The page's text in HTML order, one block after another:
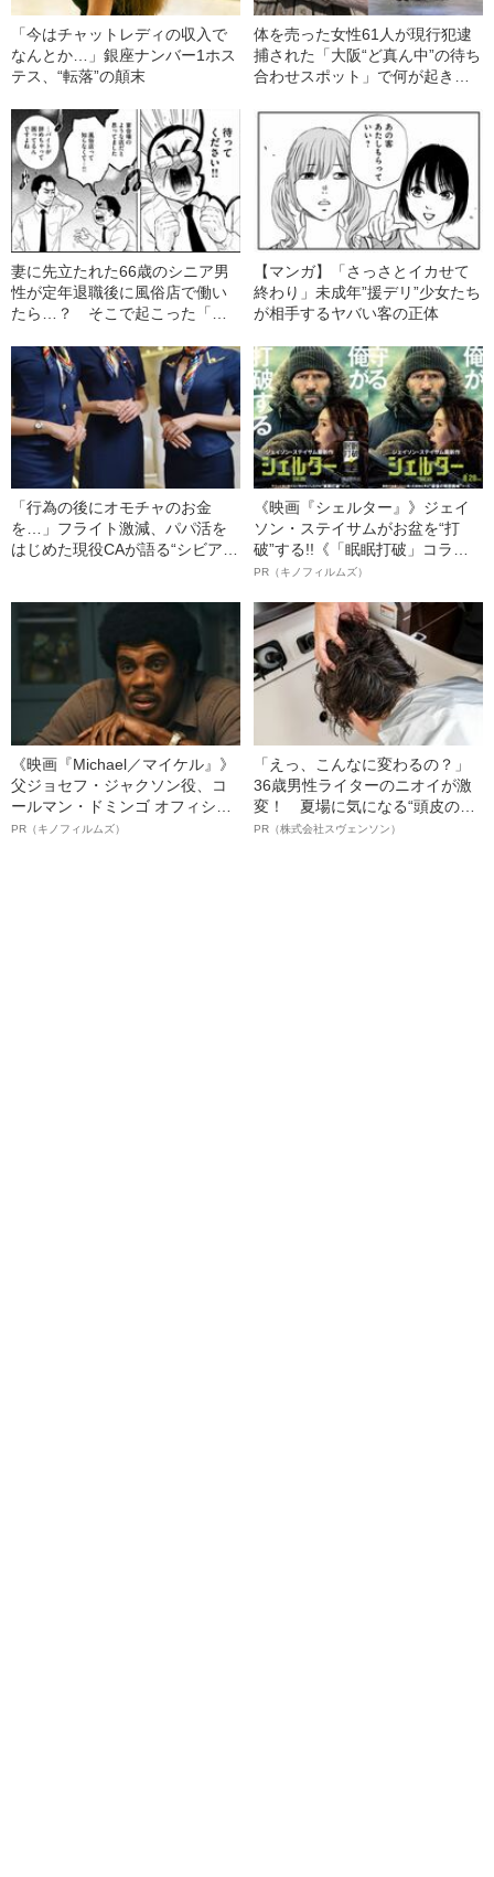
「今はチャットレディの収入で
なんとか…」銀座ナンバー1ホス
テス、“転落”の顛末
体を売った女性61人が現行犯逮
捕された「大阪“ど真ん中”の待ち
合わせスポット」で何が起きて
妻に先立たれた66歳のシニア男
性が定年退職後に風俗店で働い
たら…？ そこで起こった「意
【マンガ】「さっさとイカせて
終わり」未成年”援デリ”少女たち
が相手するヤバい客の正体
「行為の後にオモチャのお金
を…」フライト激減、パパ活を
はじめた現役CAが語る“シビア
《映画『シェルター』》ジェイ
ソン・ステイサムがお盆を“打
破”する!!《「眠眠打破」コラ
ボ》
PR（キノフィルムズ）
《映画『Michael／マイケル』》
父ジョセフ・ジャクソン役、コ
ールマン・ドミンゴ オフィシャ
ルインタビュー“観客を魅了した
PR（キノフィルムズ）
「えっ、こんなに変わるの？」
36歳男性ライターのニオイが激
変！ 夏場に気になる“頭皮のニ
オイ”や“ベタつき”を解消す
PR（株式会社スヴェンソン）